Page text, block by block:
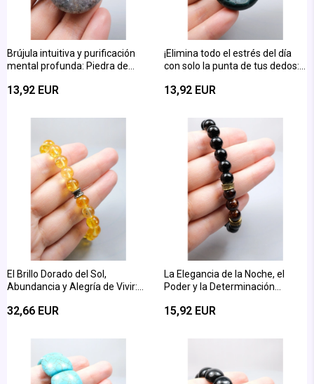
Brújula intuitiva y purificación
mental profunda: Piedra de
de Agua) Piedra natural
13,92 EUR
¡Elimina todo el estrés del día
con solo la punta de tus dedos:
musgosa
13,92 EUR
El Brillo Dorado del Sol,
Abundancia y Alegría de Vivir:
Citrino de Corte de Esfera
32,66 EUR
La Elegancia de la Noche, el
Poder y la Determinación
Piedra Natural de Ónix en Corte
15,92 EUR